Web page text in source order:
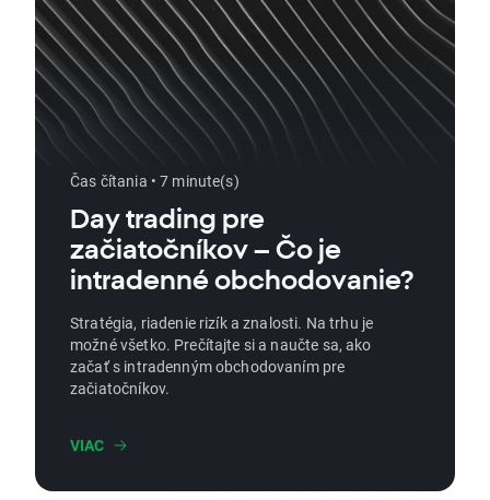
Čas čítania • 7 minute(s)
Day trading pre
začiatočníkov – Čo je
intradenné obchodovanie?
Stratégia, riadenie rizík a znalosti. Na trhu je
možné všetko. Prečítajte si a naučte sa, ako
začať s intradenným obchodovaním pre
začiatočníkov.
VIAC